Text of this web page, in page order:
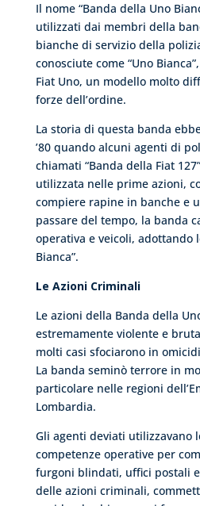
Il nome “Banda della Uno
utilizzati dai membri della
bianche di servizio della
conosciute come “Uno
Fiat Uno, un modello molto
forze dell’ordine.
La storia di questa banda
’80 quando alcuni agenti di
chiamati “Banda della Fiat
utilizzata nelle prime azioni,
compiere rapine in banche e
passare del tempo, la banda
operativa e veicoli, adottando
Bianca”.
Le Azioni Criminali
Le azioni della Banda della
estremamente violente e
molti casi sfociarono in
La banda seminò terrore in
particolare nelle regioni
Lombardia.
Gli agenti deviati utilizzavano
competenze operative per
furgoni blindati, uffici postali
delle azioni criminali,